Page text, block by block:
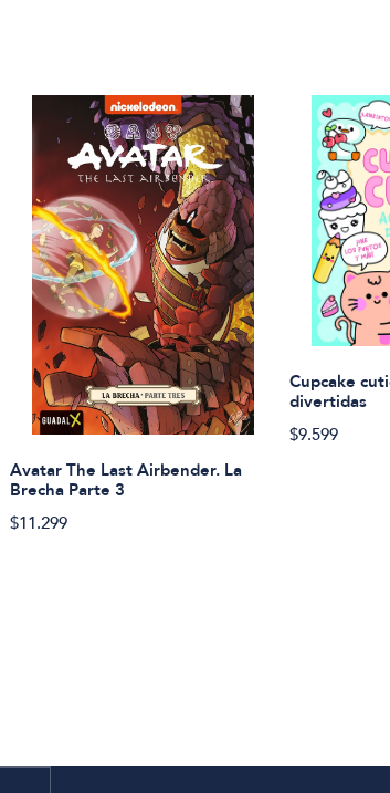
Avatar The Last Airbender. La
Brecha Parte 3
$11.299
Cupcake
divertidas
$9.599